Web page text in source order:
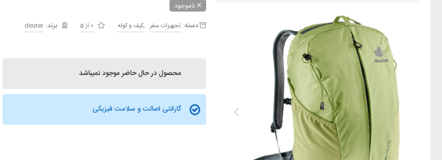
ناموجود
دسته: تجهیزات سفر ,کیف و کوله 0 از 5 deuter
محصول در حال حاضر موجود نمیباشد
گارانتی اصالت و سلامت فیزیکی